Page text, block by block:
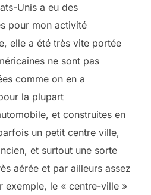
Unis a eu des
pour mon activité
elle a été très vite portée
ne sont pas
comme on en a
la plupart
et construites en
un petit centre ville,
et surtout une sorte
aérée et par ailleurs assez
exemple, le « centre-ville »